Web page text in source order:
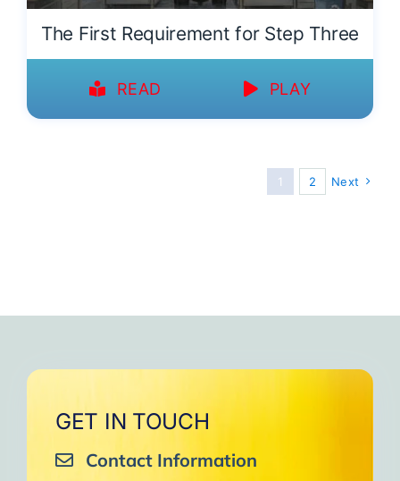
The First Requirement for Step Three
READ PLAY
1 2 Next
GET IN TOUCH
Contact Information